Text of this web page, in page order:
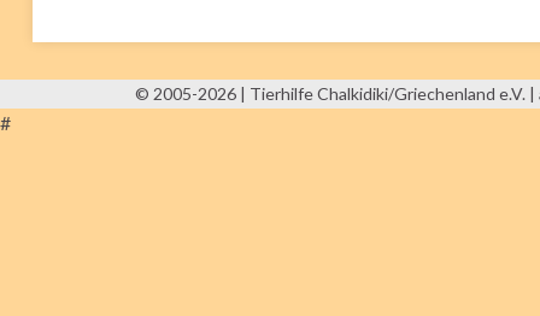
© 2005-2026 | Tierhilfe Chalkidiki/Griechenland e.V.
#